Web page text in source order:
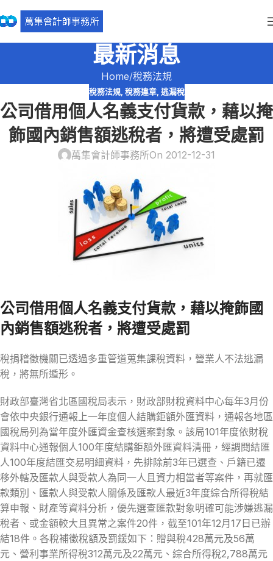
最新消息
Home 稅務法規
稅務法規, 稅務違章, 逃漏稅
公司借用個人名義支付貨款，藉以掩
飾國內銷售額逃稅者，將遭受處罰
萬集會計師事務所On 2012-12-31
公司借用個人名義支付貨款，藉以掩飾國
內銷售額逃稅者，將遭受處罰
稅捐稽徵機關已透過多重管道蒐集課稅資料，營業人不法逃漏
稅，將無所遁形。
財政部臺灣省北區國稅局表示，財政部財稅資料中心每年3月份
會依中央銀行通報上一年度個人結購鉅額外匯資料，通報各地區
國稅局列為當年度外匯資金查核選案對象。該局101年度依財稅
資料中心通報個人100年度結購鉅額外匯資料清冊，經調閱結匯
人100年度結匯交易明細資料，先排除前3年已選查、戶籍已遷
移外轄及匯款人與受款人為同一人且資力相當者等案件，再就匯
款類別、匯款人與受款人關係及匯款人最近3年度綜合所得稅結
算申報、財產等資料分析，優先選查匯款對象明確可能涉嫌逃漏
稅者、或金額較大且異常之案件20件，截至101年12月17日已辦
結18件。各稅補徵稅額及罰鍰如下：贈與稅428萬元及56萬
元、營利事業所得稅312萬元及22萬元、綜合所得稅2,788萬元